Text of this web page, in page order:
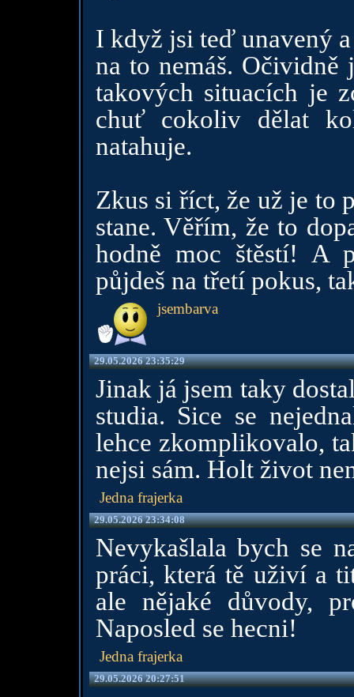
I když jsi teď unavený
na to nemáš.
takových situacích je
chuť cokoliv dělat
natahuje.
Zkus si říct, že už je to
stane. Věřím, že to
hodně moc štěstí! A
půjdeš na třetí pokus,
jsembarva
29.05.2026 23:35:29
Jinak já jsem taky
studia. Sice se
lehce zkomplikovalo,
nejsi sám. Holt život
Jedna frajerka
29.05.2026 23:34:08
Nevykašlala bych se
práci, která tě uživí a
ale nějaké důvody,
Naposled se hecni!
Jedna frajerka
29.05.2026 20:27:51